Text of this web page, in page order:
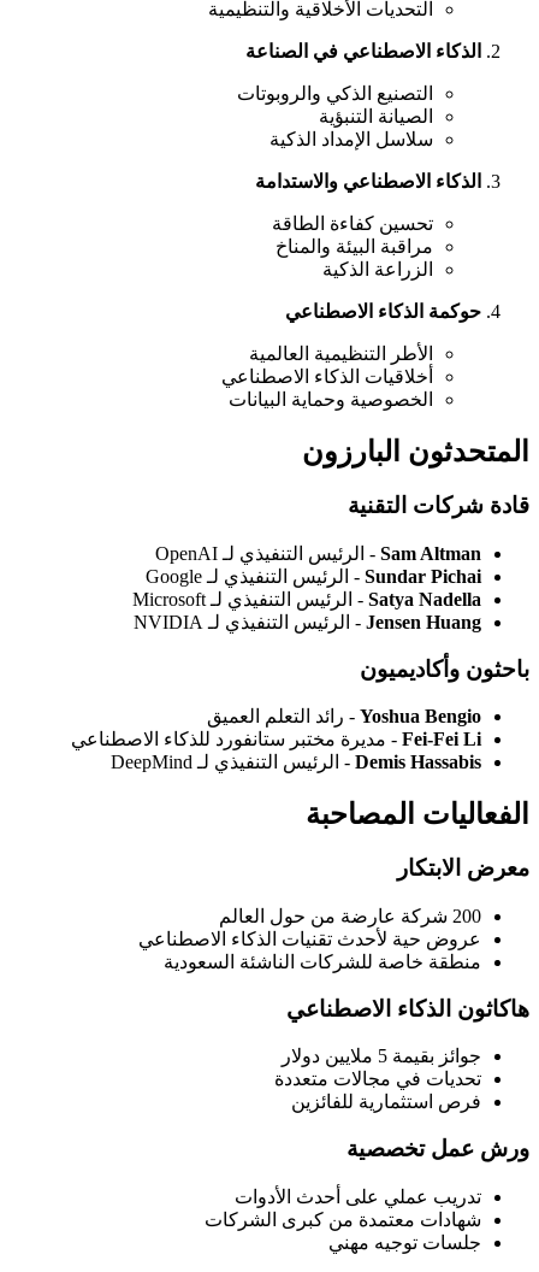
التحديات الأخلاقية والتنظيمية
الذكاء الاصطناعي في الصناعة
التصنيع الذكي والروبوتات
الصيانة التنبؤية
سلاسل الإمداد الذكية
الذكاء الاصطناعي والاستدامة
تحسين كفاءة الطاقة
مراقبة البيئة والمناخ
الزراعة الذكية
حوكمة الذكاء الاصطناعي
الأطر التنظيمية العالمية
أخلاقيات الذكاء الاصطناعي
الخصوصية وحماية البيانات
المتحدثون البارزون
قادة شركات التقنية
Sam Altman- الرئيس التنفيذي لـ OpenAI
Sundar Pichai- الرئيس التنفيذي لـ Google
Satya Nadella- الرئيس التنفيذي لـ Microsoft
Jensen Huang- الرئيس التنفيذي لـ NVIDIA
باحثون وأكاديميون
Yoshua Bengio- رائد التعلم العميق
Fei-Fei Li- مديرة مختبر ستانفورد للذكاء الاصطناعي
Demis Hassabis- الرئيس التنفيذي لـ DeepMind
الفعاليات المصاحبة
معرض الابتكار
200 شركة عارضة من حول العالم
عروض حية لأحدث تقنيات الذكاء الاصطناعي
منطقة خاصة للشركات الناشئة السعودية
هاكاثون الذكاء الاصطناعي
جوائز بقيمة 5 ملايين دولار
تحديات في مجالات متعددة
فرص استثمارية للفائزين
ورش عمل تخصصية
تدريب عملي على أحدث الأدوات
شهادات معتمدة من كبرى الشركات
جلسات توجيه مهني